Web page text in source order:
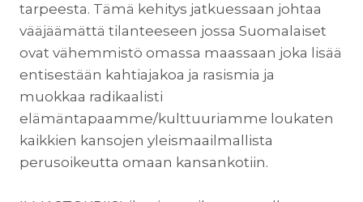
tarpeesta. Tämä kehitys jatkuessaan johtaa
vääjäämättä tilanteeseen jossa Suomalaiset
ovat vähemmistö omassa maassaan joka lisää
entisestään kahtiajakoa ja rasismia ja
muokkaa radikaalisti
elämäntapaamme/kulttuuriamme loukaten
kaikkien kansojen yleismaailmallista
perusoikeutta omaan kansankotiin.